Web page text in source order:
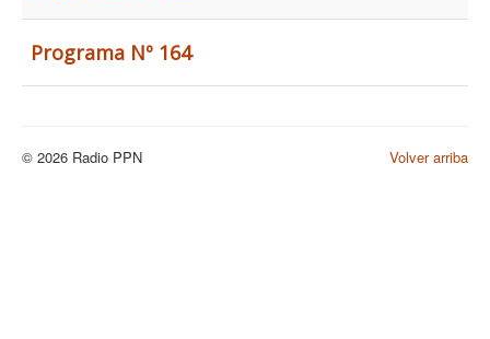
Programa Nº 164
Volver arriba
© 2026 Radio PPN